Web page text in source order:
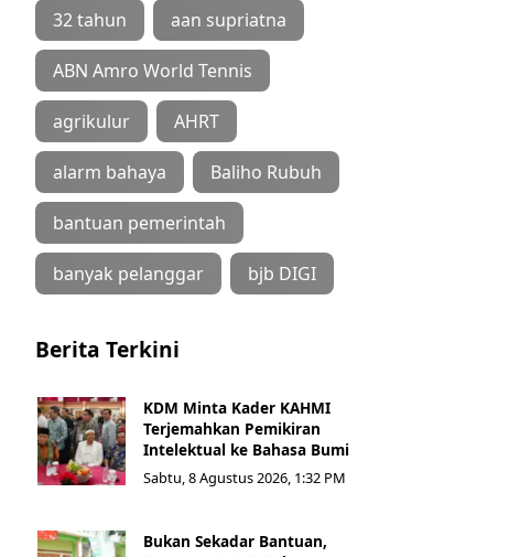
32 tahun aan supriatna
ABN Amro World Tennis
agrikulur AHRT
alarm bahaya Baliho Rubuh
bantuan pemerintah
banyak pelanggar bjb DIGI
Berita Terkini
KDM Minta Kader KAHMI
Terjemahkan Pemikiran
Intelektual ke Bahasa Bumi
Sabtu, 8 Agustus 2026, 1:32 PM
Bukan Sekadar Bantuan,